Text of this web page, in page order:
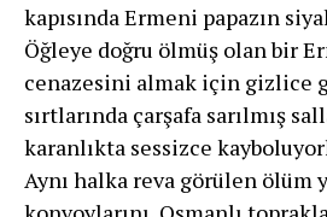
kapısında Ermeni papazın
Öğleye doğru ölmüş olan bir
cenazesini almak için gizlice
sırtların­da çarşafa sarılmış
karanlıkta sessiz­ce
Aynı halka reva görülen ölüm